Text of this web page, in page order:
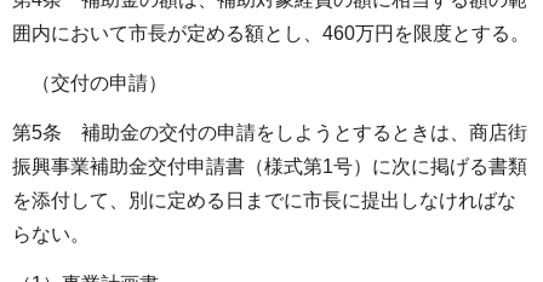
囲内において市長が定める額とし、460万円を限度とする。
（交付の申請）
第5条 補助金の交付の申請をしようとするときは、商店街
振興事業補助金交付申請書（様式第1号）に次に掲げる書類
を添付して、別に定める日までに市長に提出しなければな
らない。